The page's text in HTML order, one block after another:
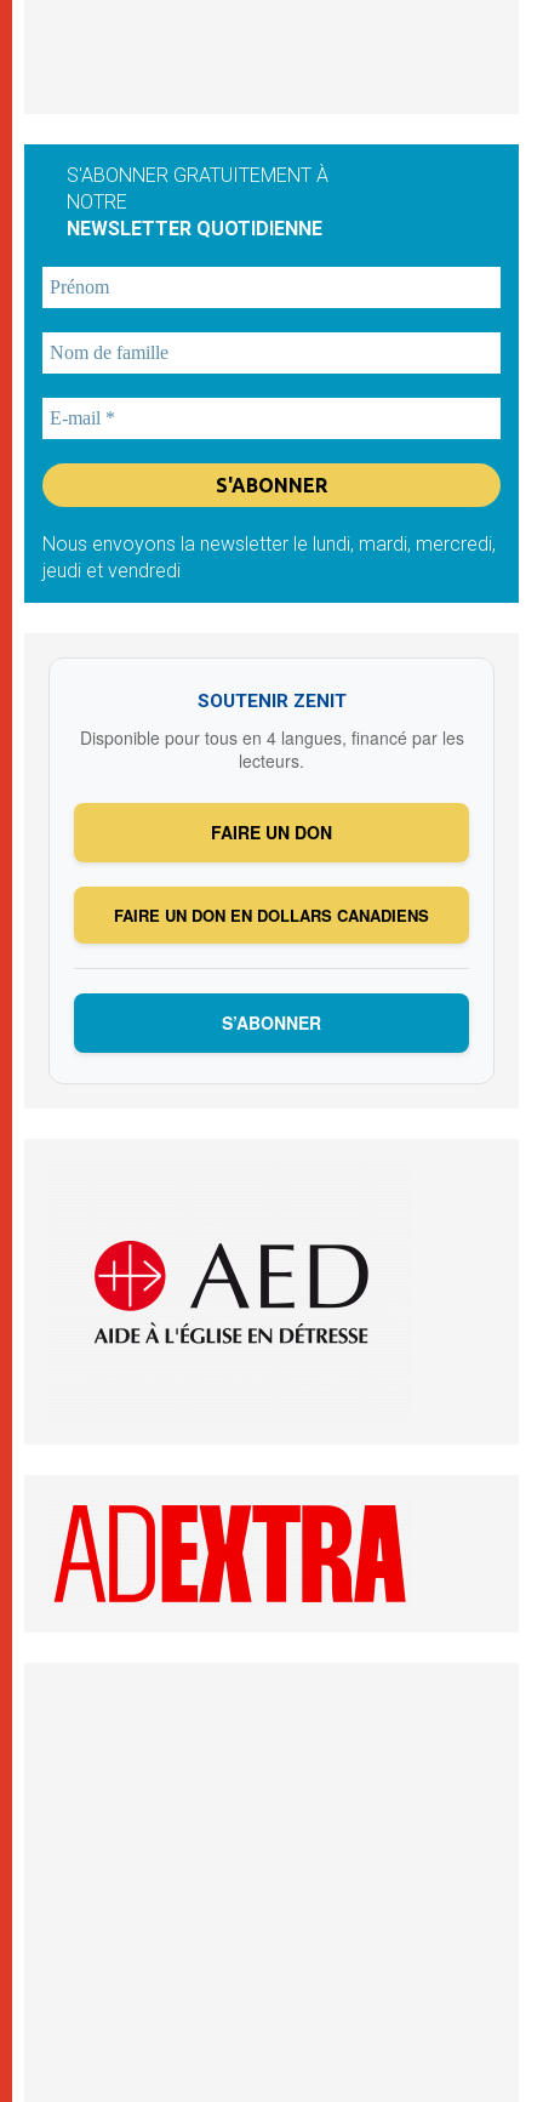
S'ABONNER GRATUITEMENT À
NOTRE
NEWSLETTER QUOTIDIENNE
Nous envoyons la newsletter le lundi, mardi, mercredi,
jeudi et vendredi
SOUTENIR ZENIT
Disponible pour tous en 4 langues, financé par les
lecteurs.
FAIRE UN DON
FAIRE UN DON EN DOLLARS CANADIENS
S’ABONNER